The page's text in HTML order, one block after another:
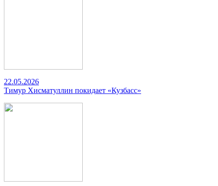
22.05.2026
Тимур Хисматуллин покидает «Кузбасс»